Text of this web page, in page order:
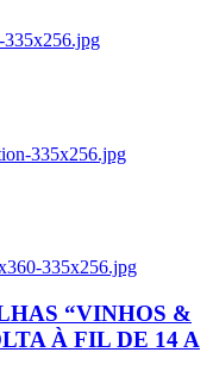
335x256.jpg
335x256.jpg
335x256.jpg
“VINHOS &
À FIL DE 14 A